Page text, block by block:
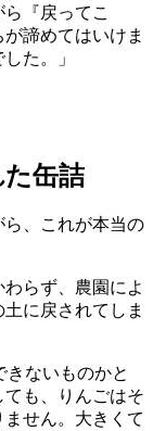
『戻ってこ
諦めてはいけま
た。」
缶詰
、これが本当の
らず、農園によ
に戻されてしま
きないものかと
も、りんごはそ
せん。大きくて